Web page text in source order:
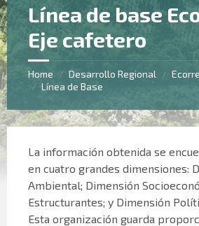
Línea de base
Eje cafetero
Home / Desarrollo Regional /
/ Línea de Base
La información obtenida se
en cuatro grandes dimensiones:
Ambiental; Dimensión
Estructurantes; y Dimensión
Esta organización guarda